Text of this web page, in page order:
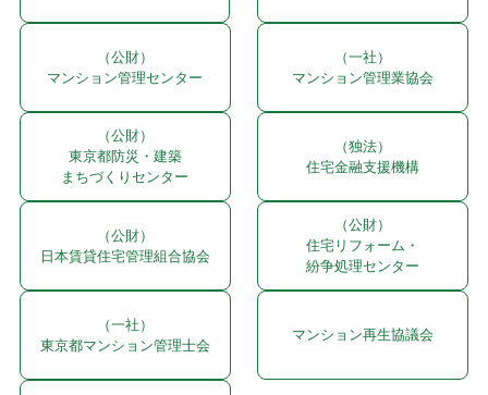
（公財）
マンション管理センター
（一社）
マンション管理業協会
（公財）
東京都防災・建築
まちづくりセンター
（独法）
住宅金融支援機構
（公財）
日本賃貸住宅管理組合協会
（公財）
住宅リフォーム・
紛争処理センター
（一社）
東京都マンション管理士会
マンション再生協議会